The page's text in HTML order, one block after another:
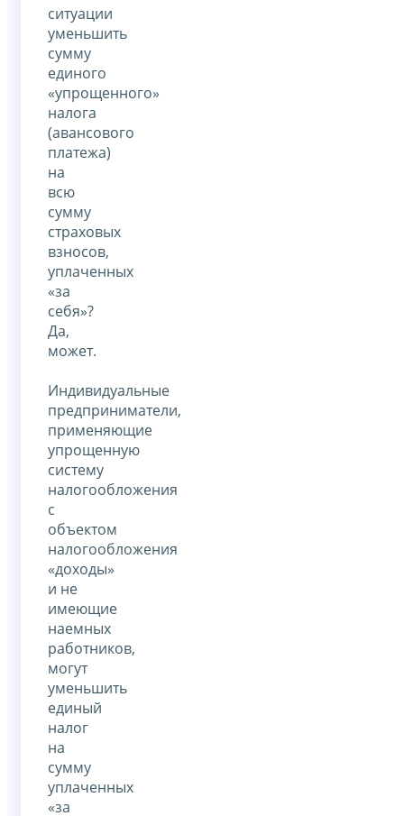
ситуации
уменьшить
сумму
единого
«упрощенного»
налога
(авансового
платежа)
на
всю
сумму
страховых
взносов,
уплаченных
«за
себя»?
Да,
может.
Индивидуальные
предприниматели,
применяющие
упрощенную
систему
налогообложения
с
объектом
налогообложения
«доходы»
и не
имеющие
наемных
работников,
могут
уменьшить
единый
налог
на
сумму
уплаченных
«за